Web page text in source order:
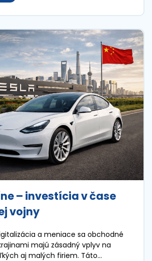
– investícia v čase
vojny
a meniace sa obchodné
majú zásadný vplyv na
aj malých firiem. Táto